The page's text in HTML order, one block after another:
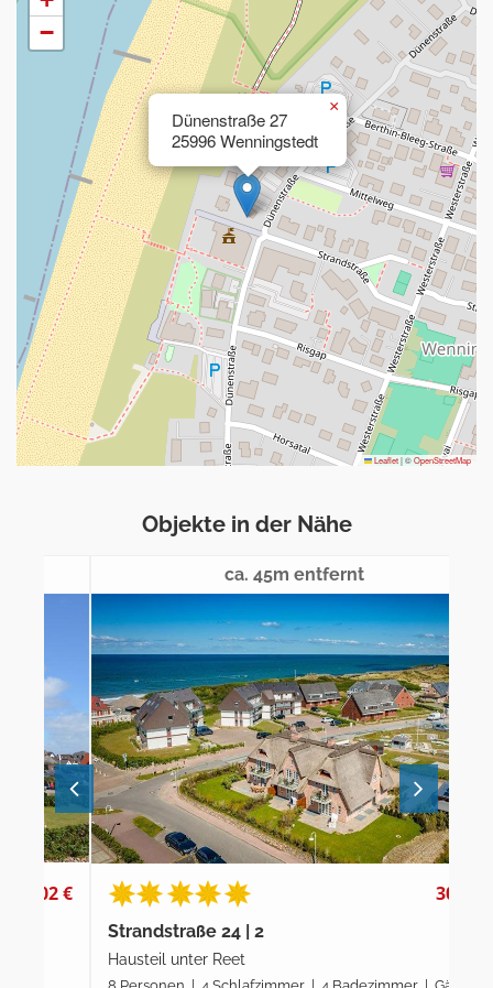
Dünenstraße 27
25996 Wenningstedt
×
−
Leaflet|©OpenStreetMap
Objekte in der Nähe
ca. 45m entfernt
Strandstraße 24 | 2
Hausteil unter Reet